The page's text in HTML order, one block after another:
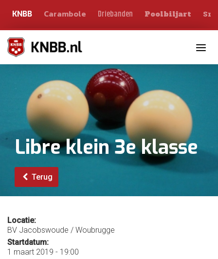
KNBB Carambole Driebanden Poolbiljart
Libre klein 3e klasse
Terug
Locatie:
BV Jacobswoude / Woubrugge
Startdatum:
1 maart 2019 - 19:00